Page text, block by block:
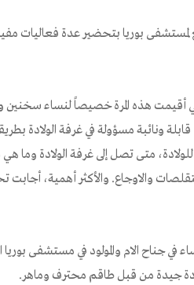
لمستشفى بوريا بتحضير عدة فعاليات
أقيمت هذه المرة خصيصاً لنساء سخنين
ونائبة مسؤولة في غرفة الولادة
متى تصل إلى غرفة الولادة وما هي
والاوجاع. والأكثر أهمية، أجابت
جناح الام والمولود في مستشفى بوريا
جيدة من قبل طاقم محترف وماهر.